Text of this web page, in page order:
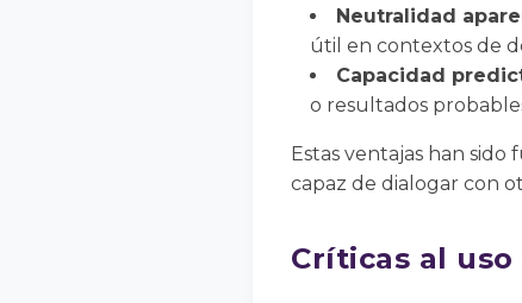
Neutralidad
útil en contextos de
Capacidad
o resultados
Estas ventajas han
capaz de dialogar con
Críticas al